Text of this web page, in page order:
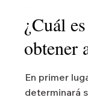
¿Cuál
obtener
En primer
determinará